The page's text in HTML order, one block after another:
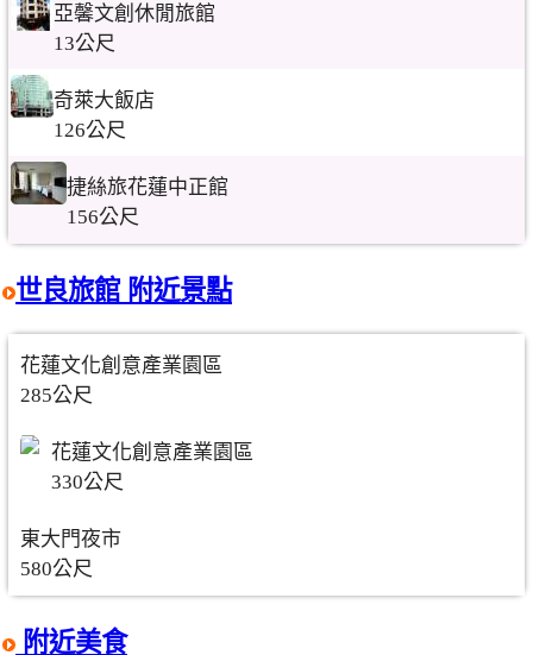
亞馨文創休閒旅館
13公尺
奇萊大飯店
126公尺
捷絲旅花蓮中正館
156公尺
世良旅館 附近景點
花蓮文化創意產業園區
285公尺
花蓮文化創意產業園區
330公尺
東大門夜市
580公尺
附近美食